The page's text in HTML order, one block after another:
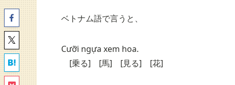
ベトナム語で言うと、
Cưỡi ngựa xem hoa.
[乗る] [馬] [見る] [花]